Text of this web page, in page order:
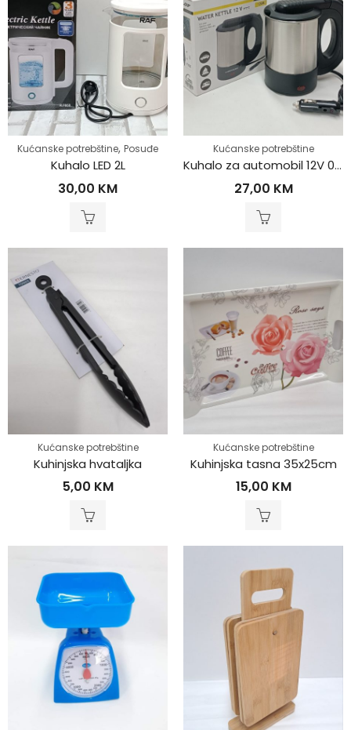
Kućanske potrebštine, Posuđe
Kuhalo LED 2L
30,00 KM
Kućanske potrebštine
Kuhalo za automobil 12V 0.5L
27,00 KM
Kućanske potrebštine
Kuhinjska hvataljka
5,00 KM
Kućanske potrebštine
Kuhinjska tasna 35x25cm
15,00 KM